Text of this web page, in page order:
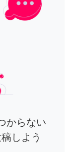
からない
しよう